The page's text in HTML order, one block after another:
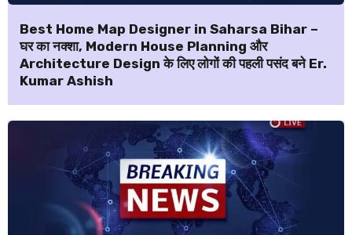
Best Home Map Designer in Saharsa Bihar –
घर का नक्शा, Modern House Planning और
Architecture Design के लिए लोगों की पहली पसंद बने Er.
Kumar Ashish